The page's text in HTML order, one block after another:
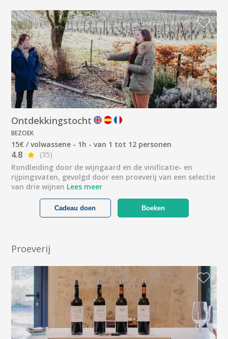
Ontdekkingstocht
BEZOEK
15€ / volwassene - 1h - van 1 tot 12 personen
4.8
(35)
Rondleiding door de wijngaard en de vinificatie- en
rijpingsvaten, gevolgd door een proeverij van een selectie
van drie wijnen Lees meer
Boeken
Cadeau doen
Proeverij